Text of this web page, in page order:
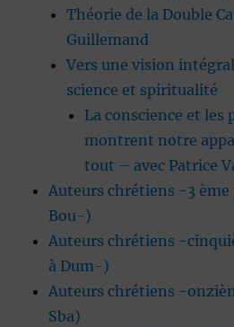
Théorie de la Double
Guillemand
Vers une vision
science et spiritualité
La conscience et les
montrent notre
tout – avec Patrice
Auteurs chrétiens -3 ème
Bou-)
Auteurs chrétiens -
à Dum-)
Auteurs chrétiens -
Sba)